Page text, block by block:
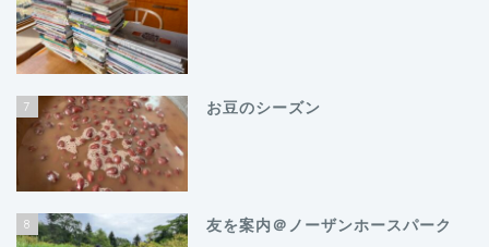
7 お豆のシーズン
8 友を案内＠ノーザンホースパーク